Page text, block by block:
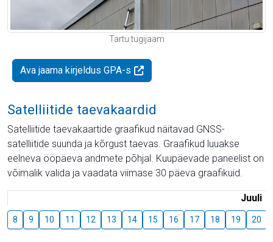
Tartu tugijaam
Ava jaama kirjeldus GPA-s
Satelliitide taevakaardid
Satelliitide taevakaartide graafikud näitavad GNSS-
satelliitide suunda ja kõrgust taevas. Graafikud luuakse
eelneva ööpäeva andmete põhjal. Kuupäevade paneelist on
võimalik valida ja vaadata viimase 30 päeva graafikuid.
Juuli
8 9 10 11 12 13 14 15 16 17 18 19 20